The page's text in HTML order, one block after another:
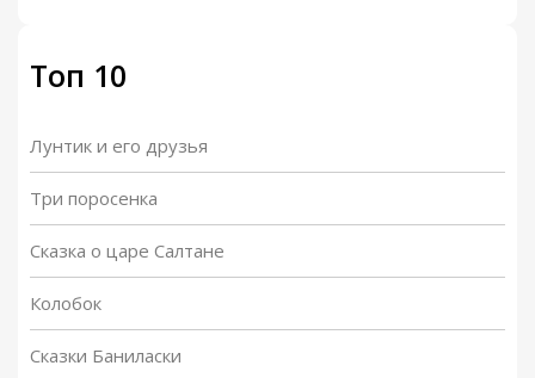
Топ 10
Лунтик и его друзья
Три поросенка
Сказка о царе Салтане
Колобок
Сказки Баниласки